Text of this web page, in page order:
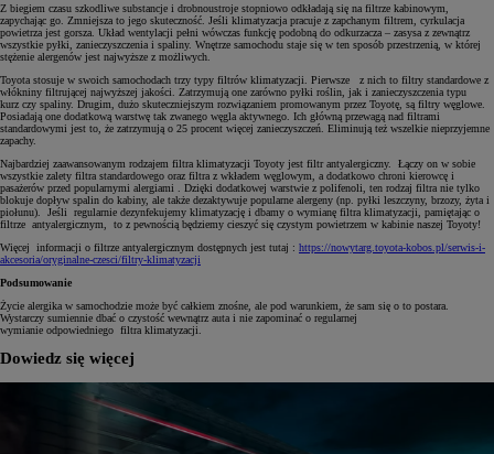
Z biegiem czasu szkodliwe substancje i drobnoustroje stopniowo odkładają się na filtrze kabinowym,
zapychając go. Zmniejsza to jego skuteczność. Jeśli klimatyzacja pracuje z zapchanym filtrem, cyrkulacja
powietrza jest gorsza. Układ wentylacji pełni wówczas funkcję podobną do odkurzacza – zasysa z zewnątrz
wszystkie pyłki, zanieczyszczenia i spaliny. Wnętrze samochodu staje się w ten sposób przestrzenią, w której
stężenie alergenów jest najwyższe z możliwych.
Toyota stosuje w swoich samochodach trzy typy filtrów klimatyzacji. Pierwsze z nich to filtry standardowe z
włókniny filtrującej najwyższej jakości. Zatrzymują one zarówno pyłki roślin, jak i zanieczyszczenia typu
kurz czy spaliny. Drugim, dużo skuteczniejszym rozwiązaniem promowanym przez Toyotę, są filtry węglowe.
Posiadają one dodatkową warstwę tak zwanego węgla aktywnego. Ich główną przewagą nad filtrami
standardowymi jest to, że zatrzymują o 25 procent więcej zanieczyszczeń. Eliminują też wszelkie nieprzyjemne
zapachy.
Najbardziej zaawansowanym rodzajem filtra klimatyzacji Toyoty jest filtr antyalergiczny. Łączy on w sobie
wszystkie zalety filtra standardowego oraz filtra z wkładem węglowym, a dodatkowo chroni kierowcę i
pasażerów przed popularnymi alergiami . Dzięki dodatkowej warstwie z polifenoli, ten rodzaj filtra nie tylko
blokuje dopływ spalin do kabiny, ale także dezaktywuje popularne alergeny (np. pyłki leszczyny, brzozy, żyta i
piołunu). Jeśli regularnie dezynfekujemy klimatyzację i dbamy o wymianę filtra klimatyzacji, pamiętając o
filtrze antyalergicznym, to z pewnością będziemy cieszyć się czystym powietrzem w kabinie naszej Toyoty!
Więcej informacji o filtrze antyalergicznym dostępnych jest tutaj : https://nowytarg.toyota-kobos.pl/serwis-i-
akcesoria/oryginalne-czesci/filtry-klimatyzacji
Podsumowanie
Życie alergika w samochodzie może być całkiem znośne, ale pod warunkiem, że sam się o to postara.
Wystarczy sumiennie dbać o czystość wewnątrz auta i nie zapominać o regularnej
wymianie odpowiedniego filtra klimatyzacji.
Dowiedz się więcej